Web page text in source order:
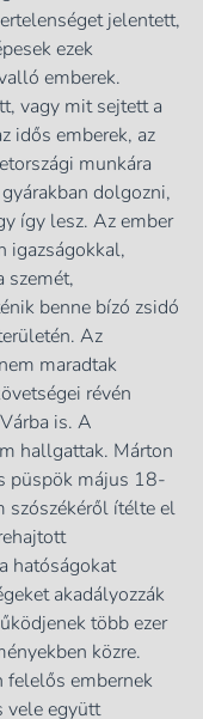
jelentett,
ezek
emberek.
vagy mit sejtett a
idős emberek, az
munkára
dolgozni,
így lesz. Az ember
igazságokkal,
szemét,
benne bízó zsidó
Az
maradtak
révén
is. A
hallgattak. Márton
püspök május 18-
szószékéről ítélte el
hatóságokat
akadályozzák
több ezer
közre.
felelős embernek
vele együtt